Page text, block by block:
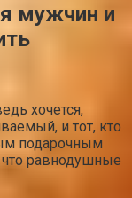
мужчин и
хочется,
и тот, кто
подарочным
что равнодушные